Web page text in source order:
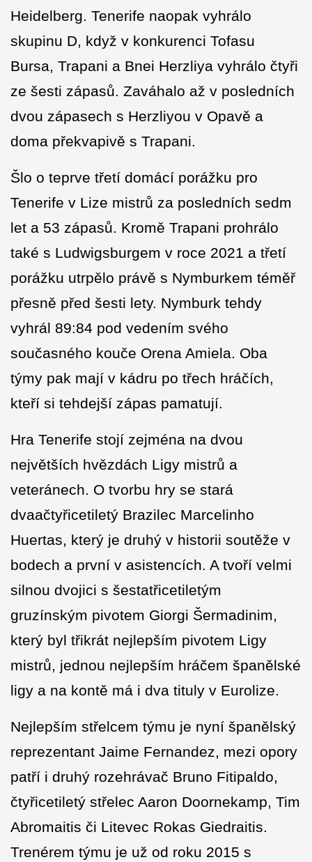
Heidelberg. Tenerife naopak vyhrálo
skupinu D, když v konkurenci Tofasu
Bursa, Trapani a Bnei Herzliya vyhrálo čtyři
ze šesti zápasů. Zaváhalo až v posledních
dvou zápasech s Herzliyou v Opavě a
doma překvapivě s Trapani.
Šlo o teprve třetí domácí porážku pro
Tenerife v Lize mistrů za posledních sedm
let a 53 zápasů. Kromě Trapani prohrálo
také s Ludwigsburgem v roce 2021 a třetí
porážku utrpělo právě s Nymburkem téměř
přesně před šesti lety. Nymburk tehdy
vyhrál 89:84 pod vedením svého
současného kouče Orena Amiela. Oba
týmy pak mají v kádru po třech hráčích,
kteří si tehdejší zápas pamatují.
Hra Tenerife stojí zejména na dvou
největších hvězdách Ligy mistrů a
veteránech. O tvorbu hry se stará
dvaačtyřicetiletý Brazilec Marcelinho
Huertas, který je druhý v historii soutěže v
bodech a první v asistencích. A tvoří velmi
silnou dvojici s šestatřicetiletým
gruzínským pivotem Giorgi Šermadinim,
který byl třikrát nejlepším pivotem Ligy
mistrů, jednou nejlepším hráčem španělské
ligy a na kontě má i dva tituly v Eurolize.
Nejlepším střelcem týmu je nyní španělský
reprezentant Jaime Fernandez, mezi opory
patří i druhý rozehrávač Bruno Fitipaldo,
čtyřicetiletý střelec Aaron Doornekamp, Tim
Abromaitis či Litevec Rokas Giedraitis.
Trenérem týmu je už od roku 2015 s